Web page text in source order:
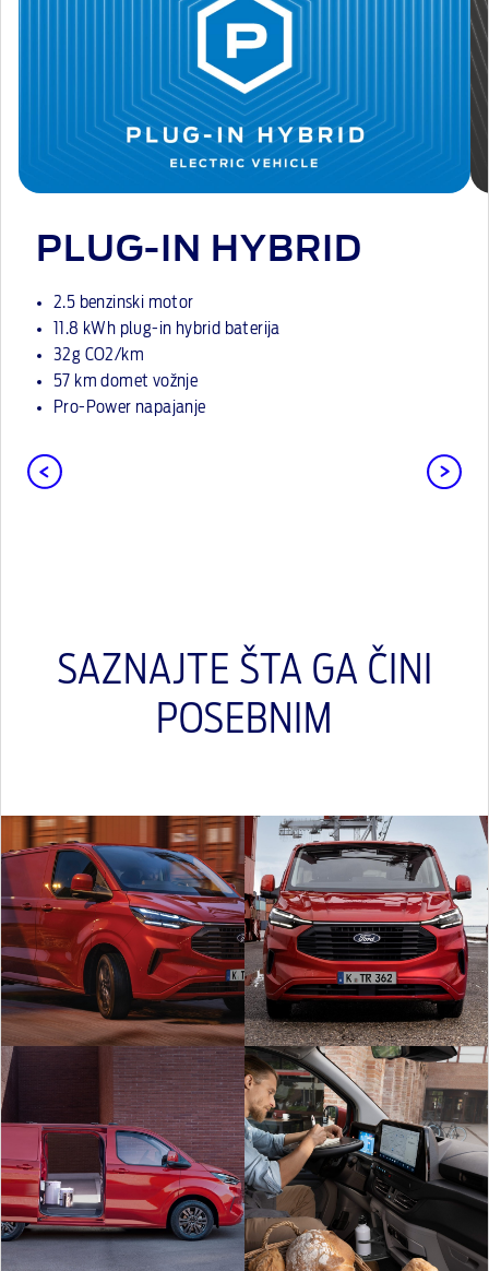
PLUG-IN HYBRID
2.5 benzinski motor
11.8 kWh plug-in hybrid baterija
32g CO2/km
57 km domet vožnje
Pro-Power napajanje
SAZNAJTE ŠTA GA ČINI
POSEBNIM